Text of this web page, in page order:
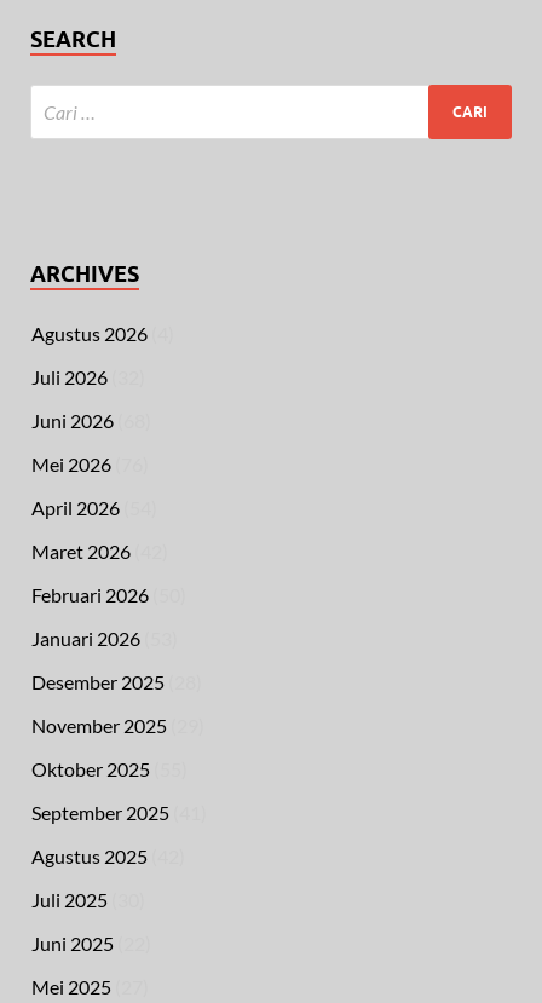
SEARCH
ARCHIVES
Agustus 2026
Juli 2026
Juni 2026
Mei 2026
April 2026
Maret 2026
Februari 2026
Januari 2026
Desember 2025
November 2025
Oktober 2025
September 2025
Agustus 2025
Juli 2025
Juni 2025
Mei 2025